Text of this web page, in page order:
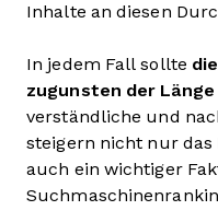
Inhalte an diesen
In jedem Fall sollte
zugunsten der
verständliche und
steigern nicht nur das
auch ein wichtiger